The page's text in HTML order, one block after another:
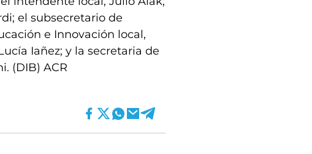
el subsecretario de
e Innovación local,
Iañez; y la secretaria de
(DIB) ACR